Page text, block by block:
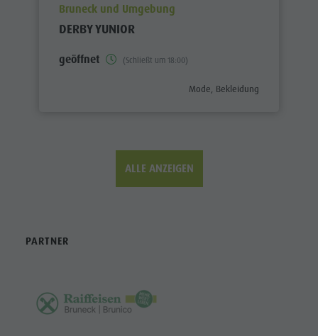
aria.poi_location_prefix
Bruneck und Umgebung
DERBY YUNIOR
geöffnet (Schließt um 18:00)
aria.poi_category_prefix
Mode, Bekleidung
ALLE ANZEIGEN
PARTNER